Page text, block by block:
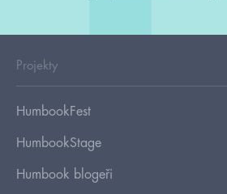
Projekty
HumbookFest
HumbookStage
Humbook blogeři